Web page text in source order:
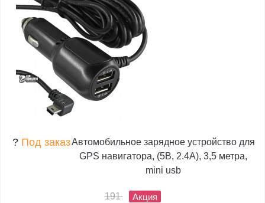
? Под заказАвтомобильное зарядное устройство для
GPS навигатора, (5В, 2.4А), 3,5 метра,
mini usb
191 Акция